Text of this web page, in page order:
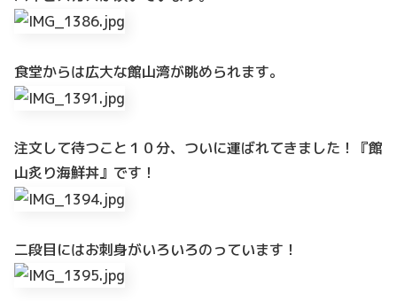
食堂からは広大な館山湾が眺められます。
注文して待つこと１０分、ついに運ばれてきました！『館
山炙り海鮮丼』です！
二段目にはお刺身がいろいろのっています！